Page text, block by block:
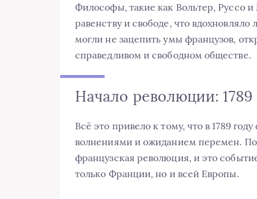
Философы, такие как Вольтер, Руссо
равенству и свободе, что
могли не зацепить умы французов,
справедливом и свободном обществе.
Начало революции: 1789
Всё это привело к тому, что в 1789
волнениями и ожиданием перемен. По
французская революция, и это
только Франции, но и всей Европы.